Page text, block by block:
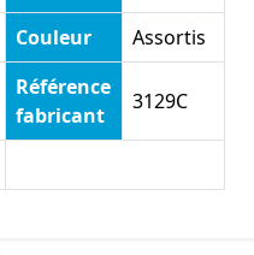
Couleur
Assortis
Référence
fabricant
3129C